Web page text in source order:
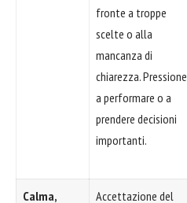
fronte a troppe
scelte o alla
mancanza di
chiarezza. Pressione
a performare o a
prendere decisioni
importanti.
Calma,
Accettazione del